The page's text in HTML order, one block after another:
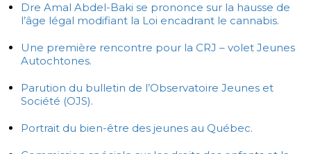
Dre Amal Abdel-Baki se prononce sur la hausse de
l’âge légal modifiant la Loi encadrant le cannabis.
Une première rencontre pour la CRJ – volet Jeunes
Autochtones.
Parution du bulletin de l’Observatoire Jeunes et
Société (OJS).
Portrait du bien-être des jeunes au Québec.